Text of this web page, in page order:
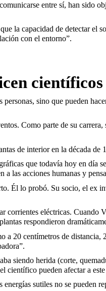
entre sí, han sido
la capacidad de detectar el
con el entorno”.
científicos
sino que pueden
Como parte de su
de interior en la década de
que todavía hoy en día
las acciones humanas y
Él lo probó. Su socio, el ex
eléctricas. Cuando
respondieron
20 centímetros de
siendo herida (corte,
científico pueden afectar a
sutiles no se pueden